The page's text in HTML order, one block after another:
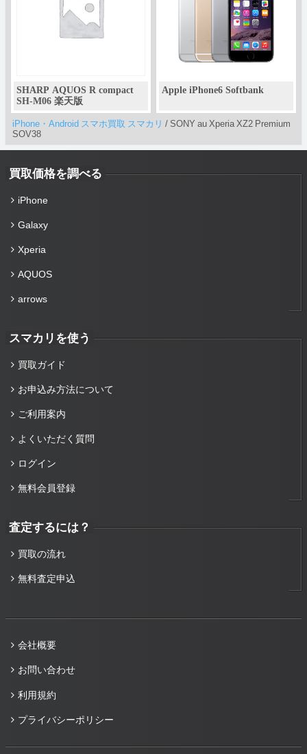
SHARP AQUOS R compact
SH-M06 楽天版
Apple iPhone6 Softbank
iPhone・Android スマホ買取 スマカリ / SONY au Xperia XZ2 Premium
SOV38
買取価格を調べる
iPhone
Galaxy
Xperia
AQUOS
arrows
スマカリを使う
買取ガイド
お申込み方法について
ご利用案内
よくいただく質問
ログイン
無料会員登録
査定するには？
買取の流れ
無料査定申込
会社概要
お問い合わせ
利用規約
プライバシーポリシー